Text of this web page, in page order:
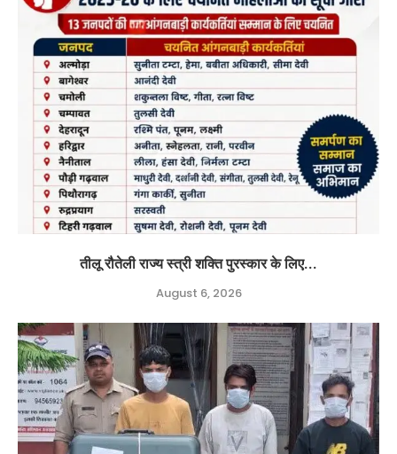
तीलू रौतेली राज्य स्त्री शक्ति पुरस्कार के लिए...
August 6, 2026